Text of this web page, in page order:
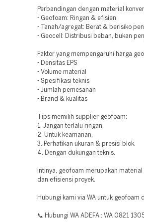
Perbandingan dengan material
- Geofoam: Ringan & efisien
- Tanah/agregat: Berat & berisiko
- Geocell: Distribusi beban, bukan
Faktor yang mempengaruhi harga
- Densitas EPS
- Volume material
- Spesifikasi teknis
- Jumlah pemesanan
- Brand & kualitas
Tips memilih supplier geofoam:
1. Jangan terlalu ringan.
2. Untuk keamanan.
3. Perhatikan ukuran & presisi blok.
4. Dengan dukungan teknis.
Intinya, geofoam merupakan
dan efisiensi proyek.
Hubungi kami via WA untuk geofoam
📞 Hubungi WA ADEFA : WA 0821